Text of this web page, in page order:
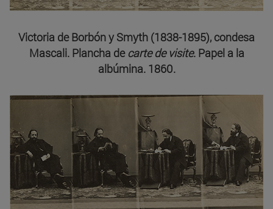
Victoria de Borbón y Smyth (1838-1895), condesa
Mascali. Plancha de carte de visite. Papel a la
albúmina. 1860.